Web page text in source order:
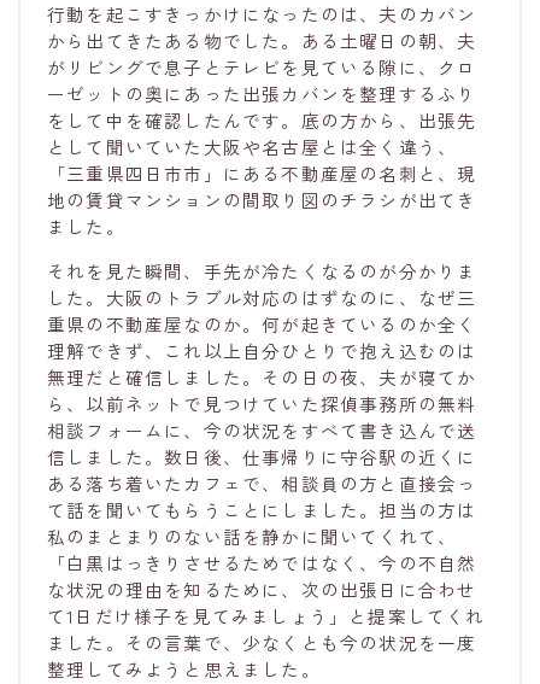
行動を起こすきっかけになったのは、夫のカバン
から出てきたある物でした。ある土曜日の朝、夫
がリビングで息子とテレビを見ている隙に、クロ
ーゼットの奥にあった出張カバンを整理するふり
をして中を確認したんです。底の方から、出張先
として聞いていた大阪や名古屋とは全く違う、
「三重県四日市市」にある不動産屋の名刺と、現
地の賃貸マンションの間取り図のチラシが出てき
ました。
それを見た瞬間、手先が冷たくなるのが分かりま
した。大阪のトラブル対応のはずなのに、なぜ三
重県の不動産屋なのか。何が起きているのか全く
理解できず、これ以上自分ひとりで抱え込むのは
無理だと確信しました。その日の夜、夫が寝てか
ら、以前ネットで見つけていた探偵事務所の無料
相談フォームに、今の状況をすべて書き込んで送
信しました。数日後、仕事帰りに守谷駅の近くに
ある落ち着いたカフェで、相談員の方と直接会っ
て話を聞いてもらうことにしました。担当の方は
私のまとまりのない話を静かに聞いてくれて、
「白黒はっきりさせるためではなく、今の不自然
な状況の理由を知るために、次の出張日に合わせ
て1日だけ様子を見てみましょう」と提案してくれ
ました。その言葉で、少なくとも今の状況を一度
整理してみようと思えました。